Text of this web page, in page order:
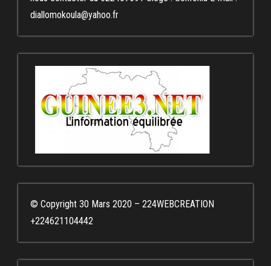
diallomokoula@yahoo.fr
© Copyright 30 Mars 2020 – 224WEBCREATION
+224621104442